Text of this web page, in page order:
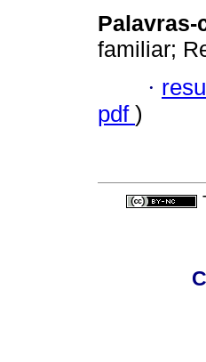
Palavras-
familiar;
·
pdf )